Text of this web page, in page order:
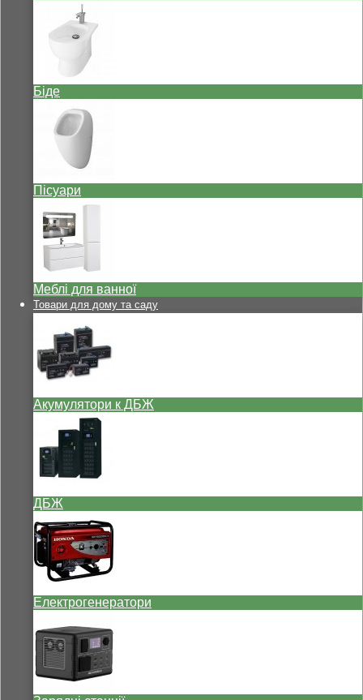
Біде
Пісуари
Меблі для ванної
Товари для дому та саду
Акумулятори к ДБЖ
ДБЖ
Електрогенератори